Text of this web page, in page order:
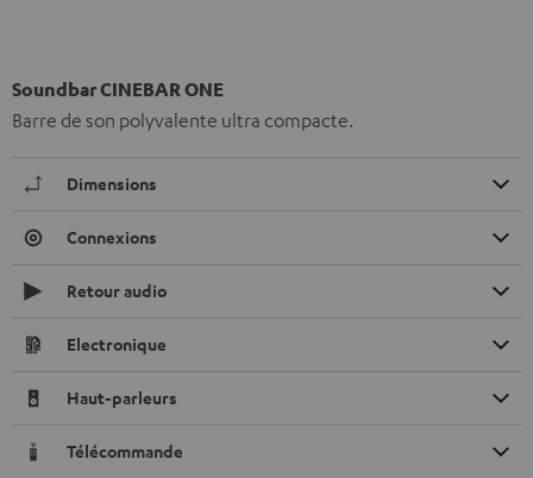
Soundbar CINEBAR ONE
Barre de son polyvalente ultra compacte.
Dimensions
Connexions
Retour audio
Electronique
Haut-parleurs
Télécommande